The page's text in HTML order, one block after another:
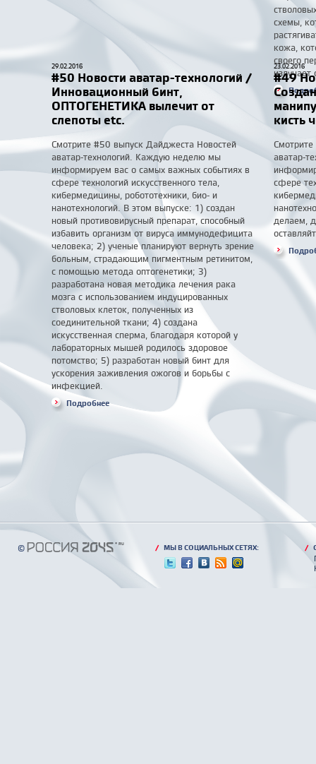
схемы,
кожа,
своего
излучает
29.02.2016
#50 Новости аватар-технологий /
Инновационный бинт,
ОПТОГЕНЕТИКА вылечит от
слепоты etc.
Смотрите #50 выпуск Дайджеста Новостей
аватар-технологий. Каждую неделю мы
информируем вас о самых важных событиях в
сфере технологий искусственного тела,
кибермедицины, робототехники, био- и
нанотехнологий. В этом выпуске: 1) создан
новый противовирусный препарат, способный
избавить организм от вируса иммунодефицита
человека; 2) ученые планируют вернуть зрение
больным, страдающим пигментным ретинитом,
с помощью метода оптогенетики; 3)
разработана новая методика лечения рака
мозга с использованием индуцированных
стволовых клеток, полученных из
соединительной ткани; 4) создана
искусственная сперма, благодаря которой у
лабораторных мышей родилось здоровое
потомство; 5) разработан новый бинт для
ускорения заживления ожогов и борьбы с
инфекцией.
Подробнее
23.02.2016
#49
кисть
аватар-
сфере
делаем,
© / МЫ В СОЦИАЛЬНЫХ СЕТЯХ: /